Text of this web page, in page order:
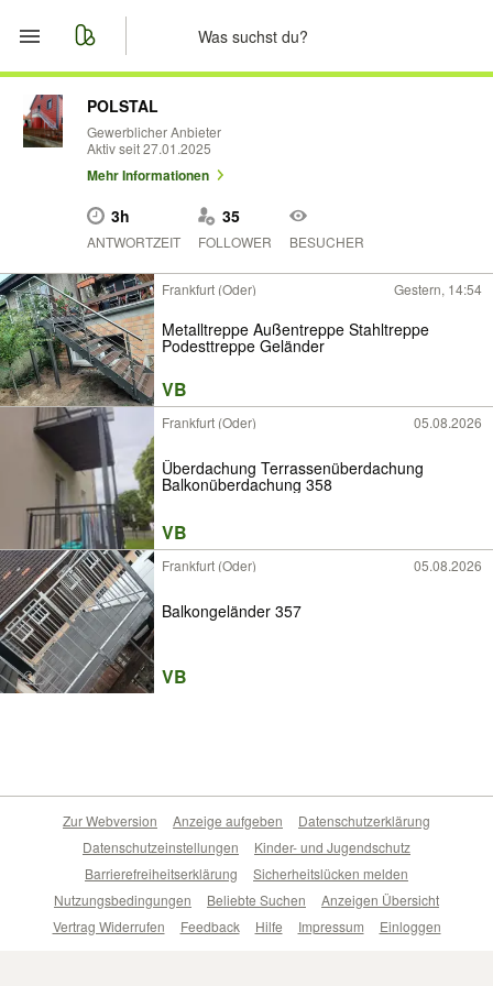
Start
Merkliste
Nachrichten
POLSTAL
Gewerblicher Anbieter
Aktiv seit 27.01.2025
Mehr Informationen
3h
ANTWORTZEIT
35
FOLLOWER BESUCHER
Frankfurt (Oder) Gestern, 14:54
Metalltreppe Außentreppe Stahltreppe
Podesttreppe Geländer
VB
Frankfurt (Oder) 05.08.2026
Überdachung Terrassenüberdachung
Balkonüberdachung 358
VB
Frankfurt (Oder) 05.08.2026
Balkongeländer 357
VB
Zur Webversion Anzeige aufgeben
Datenschutzerklärung
Datenschutzeinstellungen
Kinder- und Jugendschutz
Barrierefreiheitserklärung
Sicherheitslücken melden
Nutzungsbedingungen
Beliebte Suchen
Anzeigen Übersicht
Vertrag Widerrufen
Feedback Hilfe Impressum Einloggen